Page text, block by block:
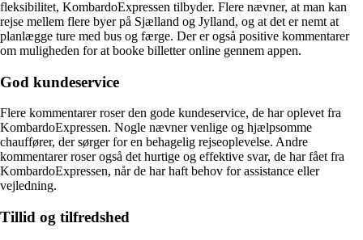
fleksibilitet, KombardoExpressen tilbyder. Flere nævner, at man kan
rejse mellem flere byer på Sjælland og Jylland, og at det er nemt at
planlægge ture med bus og færge. Der er også positive kommentarer
om muligheden for at booke billetter online gennem appen.
God kundeservice
Flere kommentarer roser den gode kundeservice, de har oplevet fra
KombardoExpressen. Nogle nævner venlige og hjælpsomme
chauffører, der sørger for en behagelig rejseoplevelse. Andre
kommentarer roser også det hurtige og effektive svar, de har fået fra
KombardoExpressen, når de har haft behov for assistance eller
vejledning.
Tillid og tilfredshed